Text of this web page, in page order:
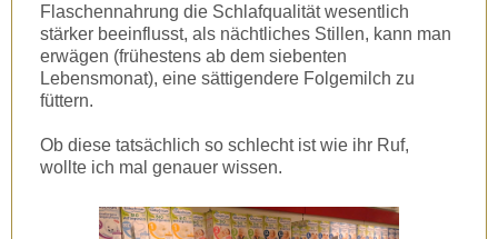
Flaschennahrung die Schlafqualität wesentlich
stärker beeinflusst, als nächtliches Stillen, kann man
erwägen (frühestens ab dem siebenten
Lebensmonat), eine sättigendere Folgemilch zu
füttern.
Ob diese tatsächlich so schlecht ist wie ihr Ruf,
wollte ich mal genauer wissen.